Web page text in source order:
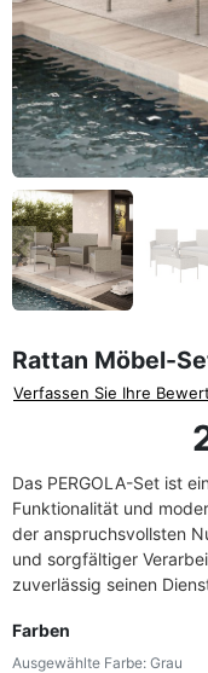
Zurück
Rattan Möbel-
Verfassen Sie Ihre
Das PERGOLA-Set ist
Funktionalität und
der anspruchsvollsten
und sorgfältiger
zuverlässig seinen
Farben
Ausgewählte Farbe: Grau